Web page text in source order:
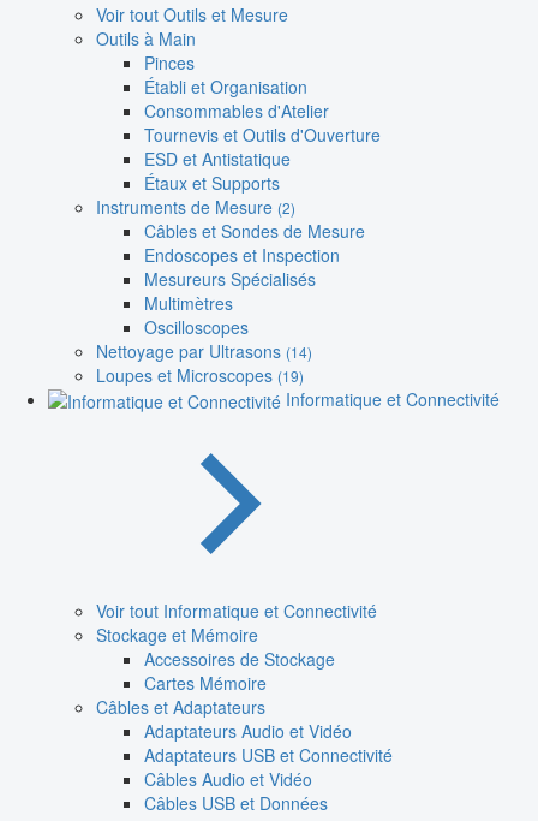
Voir tout Outils et Mesure
Outils à Main
Pinces
Établi et Organisation
Consommables d'Atelier
Tournevis et Outils d'Ouverture
ESD et Antistatique
Étaux et Supports
Instruments de Mesure (2)
Câbles et Sondes de Mesure
Endoscopes et Inspection
Mesureurs Spécialisés
Multimètres
Oscilloscopes
Nettoyage par Ultrasons (14)
Loupes et Microscopes (19)
Informatique et Connectivité
Voir tout Informatique et Connectivité
Stockage et Mémoire
Accessoires de Stockage
Cartes Mémoire
Câbles et Adaptateurs
Adaptateurs Audio et Vidéo
Adaptateurs USB et Connectivité
Câbles Audio et Vidéo
Câbles USB et Données